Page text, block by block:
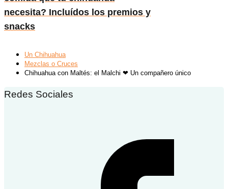
necesita? Incluídos los premios y
snacks
Un Chihuahua
Mezclas o Cruces
Chihuahua con Maltés: el Malchi ❤ Un compañero único
Redes Sociales